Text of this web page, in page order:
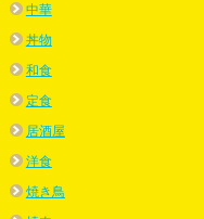
中華
丼物
和食
定食
居酒屋
洋食
焼き鳥